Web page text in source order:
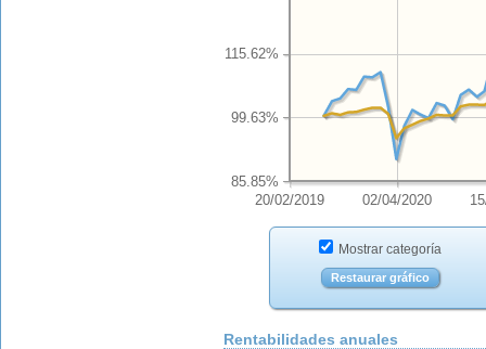
20/02/2019 02/04/2020
85.85%
99.63%
115.62%
Mostrar categoría
Restaurar gráfico
Rentabilidades anuales